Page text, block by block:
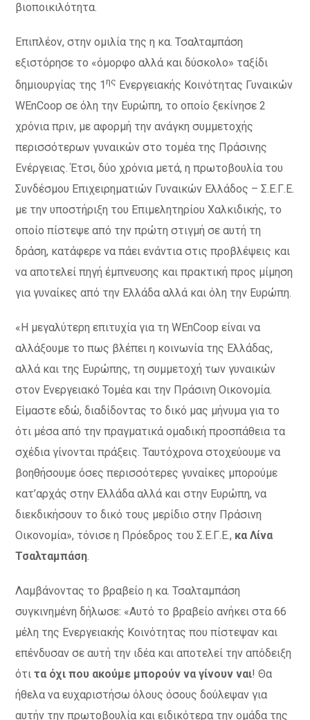
βιοποικιλότητα.
Επιπλέον, στην ομιλία της η κα. Τσαλταμπάση
εξιστόρησε το «όμορφο αλλά και δύσκολο» ταξίδι
δημιουργίας της 1ης Ενεργειακής Κοινότητας Γυναικών
WEnCoop σε όλη την Ευρώπη, το οποίο ξεκίνησε 2
χρόνια πριν, με αφορμή την ανάγκη συμμετοχής
περισσότερων γυναικών στο τομέα της Πράσινης
Ενέργειας. Έτσι, δύο χρόνια μετά, η πρωτοβουλία του
Συνδέσμου Επιχειρηματιών Γυναικών Ελλάδος – Σ.Ε.Γ.Ε.
με την υποστήριξη του Επιμελητηρίου Χαλκιδικής, το
οποίο πίστεψε από την πρώτη στιγμή σε αυτή τη
δράση, κατάφερε να πάει ενάντια στις προβλέψεις και
να αποτελεί πηγή έμπνευσης και πρακτική προς μίμηση
για γυναίκες από την Ελλάδα αλλά και όλη την Ευρώπη.
«Η μεγαλύτερη επιτυχία για τη WEnCoop είναι να
αλλάξουμε το πως βλέπει η κοινωνία της Ελλάδας,
αλλά και της Ευρώπης, τη συμμετοχή των γυναικών
στον Ενεργειακό Τομέα και την Πράσινη Οικονομία.
Είμαστε εδώ, διαδίδοντας το δικό μας μήνυμα για το
ότι μέσα από την πραγματικά ομαδική προσπάθεια τα
σχέδια γίνονται πράξεις. Ταυτόχρονα στοχεύουμε να
βοηθήσουμε όσες περισσότερες γυναίκες μπορούμε
κατ’αρχάς στην Ελλάδα αλλά και στην Ευρώπη, να
διεκδικήσουν το δικό τους μερίδιο στην Πράσινη
Οικονομία», τόνισε η Πρόεδρος του Σ.Ε.Γ.Ε., κα Λίνα
Τσαλταμπάση.
Λαμβάνοντας το βραβείο η κα. Τσαλταμπάση
συγκινημένη δήλωσε: «Αυτό το βραβείο ανήκει στα 66
μέλη της Ενεργειακής Κοινότητας που πίστεψαν και
επένδυσαν σε αυτή την ιδέα και αποτελεί την απόδειξη
ότιτα όχι που ακούμε μπορούν να γίνουν ναι! Θα
ήθελα να ευχαριστήσω όλους όσους δούλεψαν για
αυτήν την πρωτοβουλία και ειδικότερα την ομάδα της